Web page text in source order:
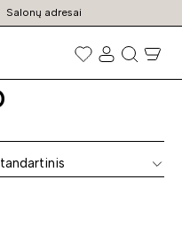
Salonų adresai